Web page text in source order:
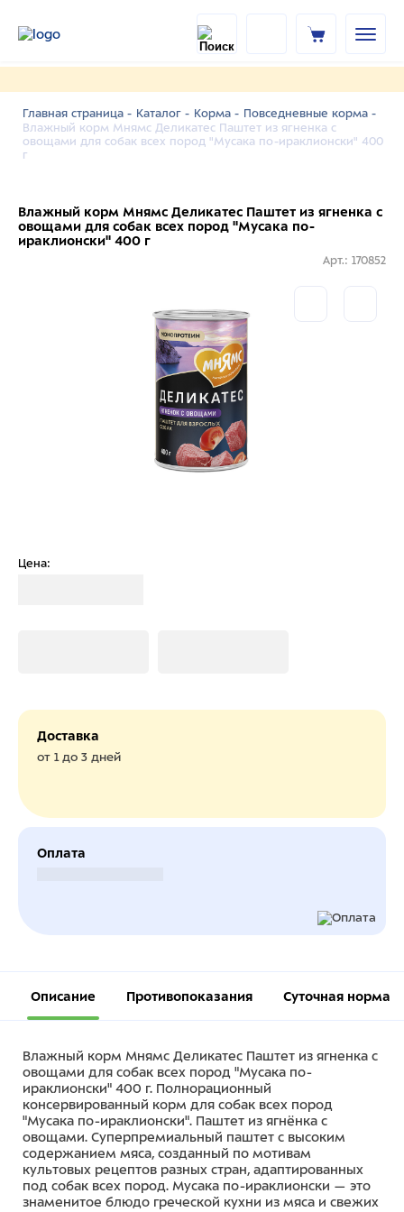
Главная страница - Каталог - Корма - Повседневные корма -
Влажный корм Мнямс Деликатес Паштет из ягненка с
овощами для собак всех пород "Мусака по-ираклионски" 400
г
Влажный корм Мнямс Деликатес Паштет из ягненка с
овощами для собак всех пород "Мусака по-
ираклионски" 400 г
Арт.: 170852
Цена:
Доставка
от 1 до 3 дней
Оплата
Описание Противопоказания Суточная норма
Влажный корм Мнямс Деликатес Паштет из ягненка с
овощами для собак всех пород "Мусака по-
ираклионски" 400 г. Полнорационный
консервированный корм для собак всех пород
"Мусака по-ираклионски". Паштет из ягнёнка с
овощами. Суперпремиальный паштет с высоким
содержанием мяса, созданный по мотивам
культовых рецептов разных стран, адаптированных
под собак всех пород. Мусака по-ираклионски — это
знаменитое блюдо греческой кухни из мяса и свежих